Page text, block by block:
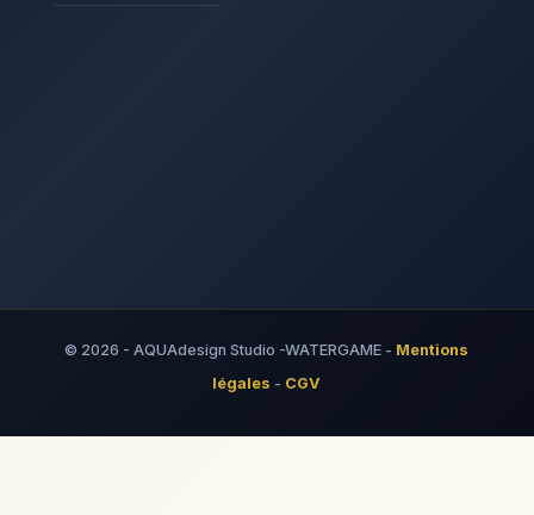
© 2026 - AQUAdesign Studio -WATERGAME - Mentions
légales - CGV